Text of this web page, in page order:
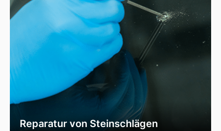
Reparatur von Steinschlägen